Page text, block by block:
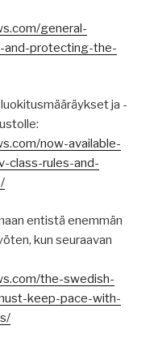
general-
and-protecting-the-
ja -
now-available-
class-rules-and-
entistä enemmän
kun seuraavan
the-swedish-
keep-pace-with-